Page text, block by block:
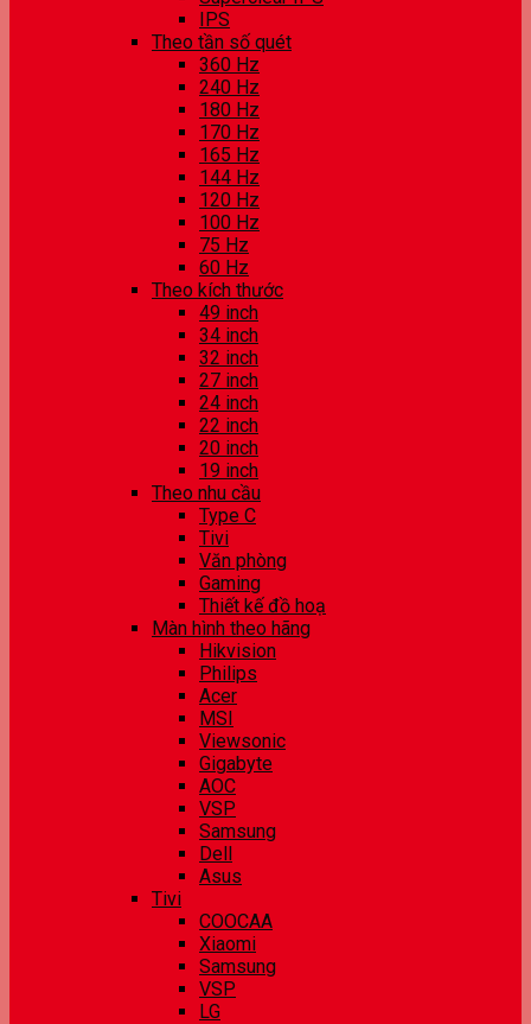
IPS
Theo tần số quét
360 Hz
240 Hz
180 Hz
170 Hz
165 Hz
144 Hz
120 Hz
100 Hz
75 Hz
60 Hz
Theo kích thước
49 inch
34 inch
32 inch
27 inch
24 inch
22 inch
20 inch
19 inch
Theo nhu cầu
Type C
Tivi
Văn phòng
Gaming
Thiết kế đồ hoạ
Màn hình theo hãng
Hikvision
Philips
Acer
MSI
Viewsonic
Gigabyte
AOC
VSP
Samsung
Dell
Asus
Tivi
COOCAA
Xiaomi
Samsung
VSP
LG